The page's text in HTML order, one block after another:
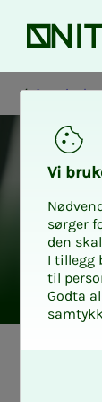
Forsiden
Vi
sørger
den
I tillegg
til
Godta